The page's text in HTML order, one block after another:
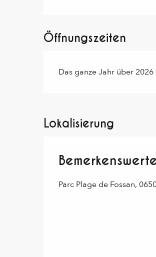
Öffnungszeiten
Das ganze Jahr über
Lokalisierung
Parc Plage de Fossan,